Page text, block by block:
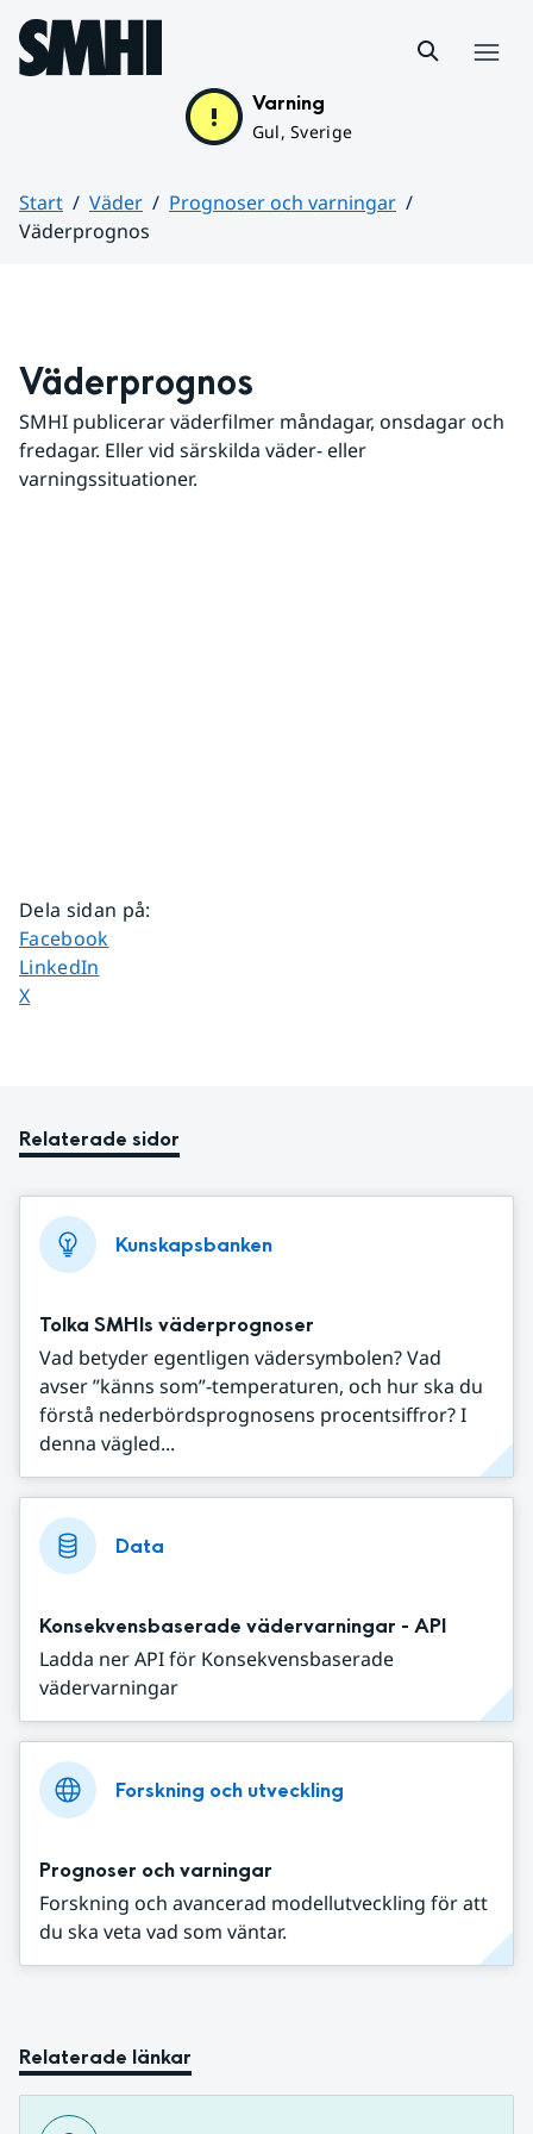
Hoppa till sidans innehåll
Varning
Gul, Sverige
Start Väder
Prognoser och varningar
Väderprognos
Väderprognos
SMHI publicerar väderfilmer måndagar, onsdagar och
fredagar. Eller vid särskilda väder- eller
varningssituationer.
Dela sidan på:
Dela sidan på
Facebook
Dela sidan på
LinkedIn
Dela sidan på
X
Relaterade sidor
Kunskapsbanken
Tolka SMHIs väderprognoser
Vad betyder egentligen vädersymbolen? Vad
avser ”känns som”-temperaturen, och hur ska du
förstå nederbördsprognosens procentsiffror? I
denna vägled...
Data
Konsekvensbaserade vädervarningar - API
Ladda ner API för Konsekvensbaserade
vädervarningar
Forskning och utveckling
Prognoser och varningar
Forskning och avancerad modellutveckling för att
du ska veta vad som väntar.
Relaterade länkar